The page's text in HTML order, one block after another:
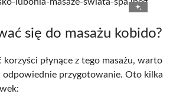
się do masażu kobido?
płynące z tego masażu, warto
odpowiednie przygotowanie. Oto kilka